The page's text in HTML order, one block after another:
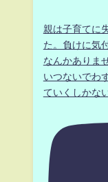
親は子育てに
た。負けに気
なんかありま
いつないでわ
ていくしかな